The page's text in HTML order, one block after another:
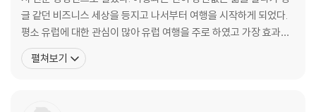
⑥ 내비게이션 준비하기
⑦ 전화 및 데이터 사용 준비하기
⑧ 여행 물품 준비하기
▶여행 업그레이드 이탈리아 자동차 여행 더 알차게 즐기는 6가지 추천 루
글 같던 비즈니스 세상을 등지고 나서부터 여행을 시작하게 되었다.
평소 유럽에 대한 관심이 많아 유럽 여행을 주로 하였고 가장 효과적
으로 체험하고자 자동차 여행을 택했다. 여행 준비를 전략기획자스럽
게 하다 보니 관광객의 수준을 넘어 책까지 출간하고 유럽 자동차 여
펼쳐보기